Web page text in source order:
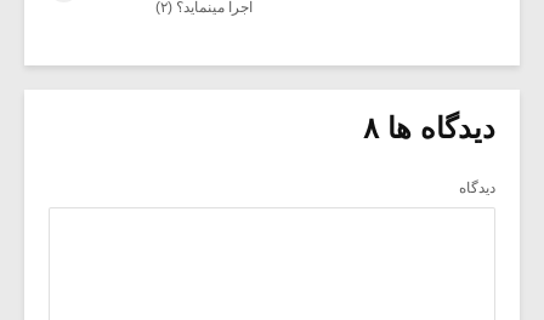
اجرا مینماید؟ (۲)
دیدگاه ها ۸
دیدگاه